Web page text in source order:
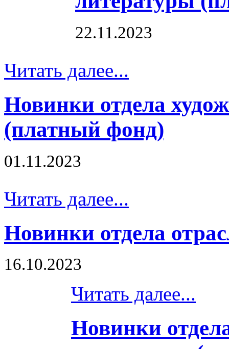
22.11.2023
Читать далее...
Новинки отдела
(платный фонд)
01.11.2023
Читать далее...
Новинки отдела
16.10.2023
Читать далее...
Новинки